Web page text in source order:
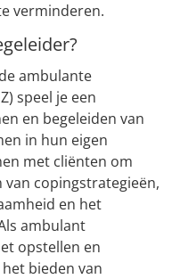
verminderen.
ambulante
speel je een
en begeleiden van
in hun eigen
met cliënten om
copingstrategieën,
en het
ambulant
opstellen en
bieden van